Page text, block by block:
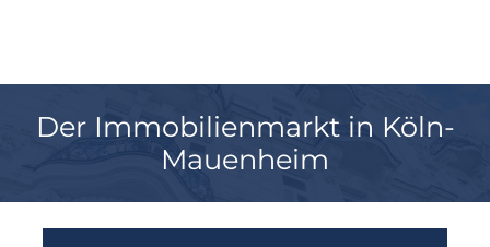
Der Immobilienmarkt in Köln-
Mauenheim